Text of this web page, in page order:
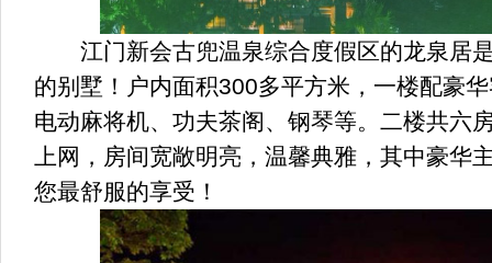
江门新会古兜温泉综合度假区的龙泉居
的别墅！户内面积300多平方米，一楼配豪
电动麻将机、功夫茶阁、钢琴等。二楼共六
上网，房间宽敞明亮，温馨典雅，其中豪华
您最舒服的享受！